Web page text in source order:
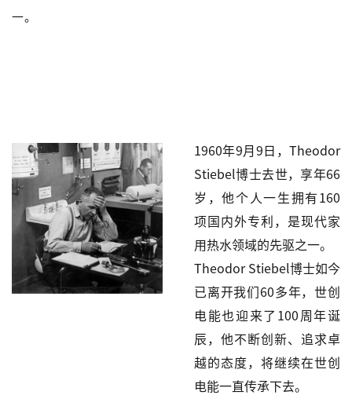
一。
1960年9月9日，Theodor
Stiebel博士去世，享年66
岁，他个人一生拥有160
项国内外专利，是现代家
用热水领域的先驱之一。
Theodor Stiebel博士如今
已离开我们60多年，世创
电能也迎来了100周年诞
辰，他不断创新、追求卓
越的态度，将继续在世创
电能一直传承下去。